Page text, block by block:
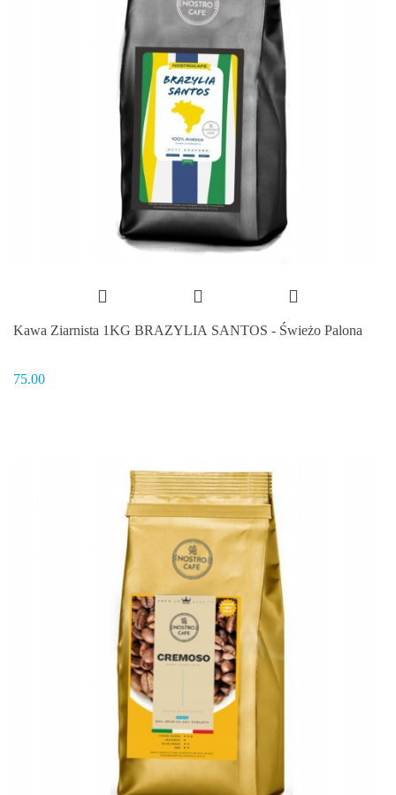
Kawa Ziarnista 1KG BRAZYLIA SANTOS - Świeżo Palona
75.00